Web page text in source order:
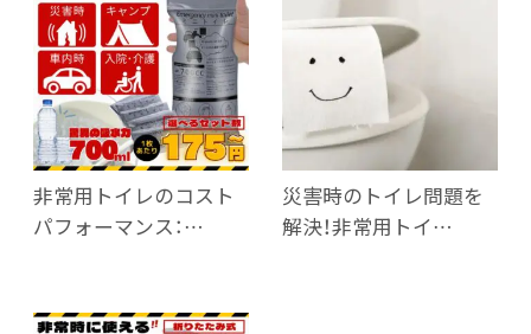
非常用トイレのコスト
パフォーマンス：…
災害時のトイレ問題を
解決！非常用トイ…